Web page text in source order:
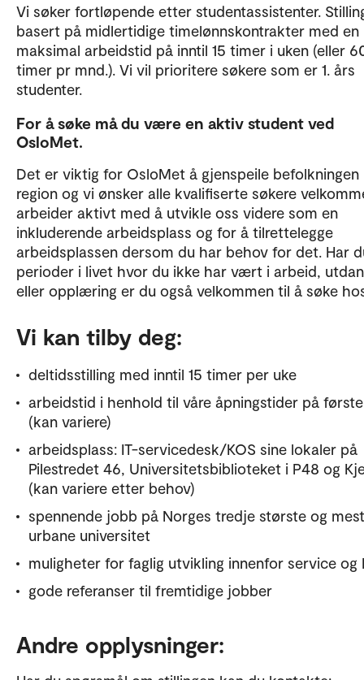
Vi søker fortløpende etter studentassistenter.
basert på midlertidige timelønnskontrakter med en
maksimal arbeidstid på inntil 15 timer i uken (eller
timer pr mnd.). Vi vil prioritere søkere som er 1. års
studenter.
For å søke må du være en aktiv student ved
OsloMet.
Det er viktig for OsloMet å gjenspeile befolkningen
region og vi ønsker alle kvalifiserte søkere
arbeider aktivt med å utvikle oss videre som en
inkluderende arbeidsplass og for å tilrettelegge
arbeidsplassen dersom du har behov for det. Har
perioder i livet hvor du ikke har vært i arbeid,
eller opplæring er du også velkommen til å søke
Vi kan tilby deg:
deltidsstilling med inntil 15 timer per uke
arbeidstid i henhold til våre åpningstider på
(kan variere)
arbeidsplass: IT-servicedesk/KOS sine lokaler på
Pilestredet 46, Universitetsbiblioteket i P48 og
(kan variere etter behov)
spennende jobb på Norges tredje største og mest
urbane universitet
muligheter for faglig utvikling innenfor service og
gode referanser til fremtidige jobber
Andre opplysninger: